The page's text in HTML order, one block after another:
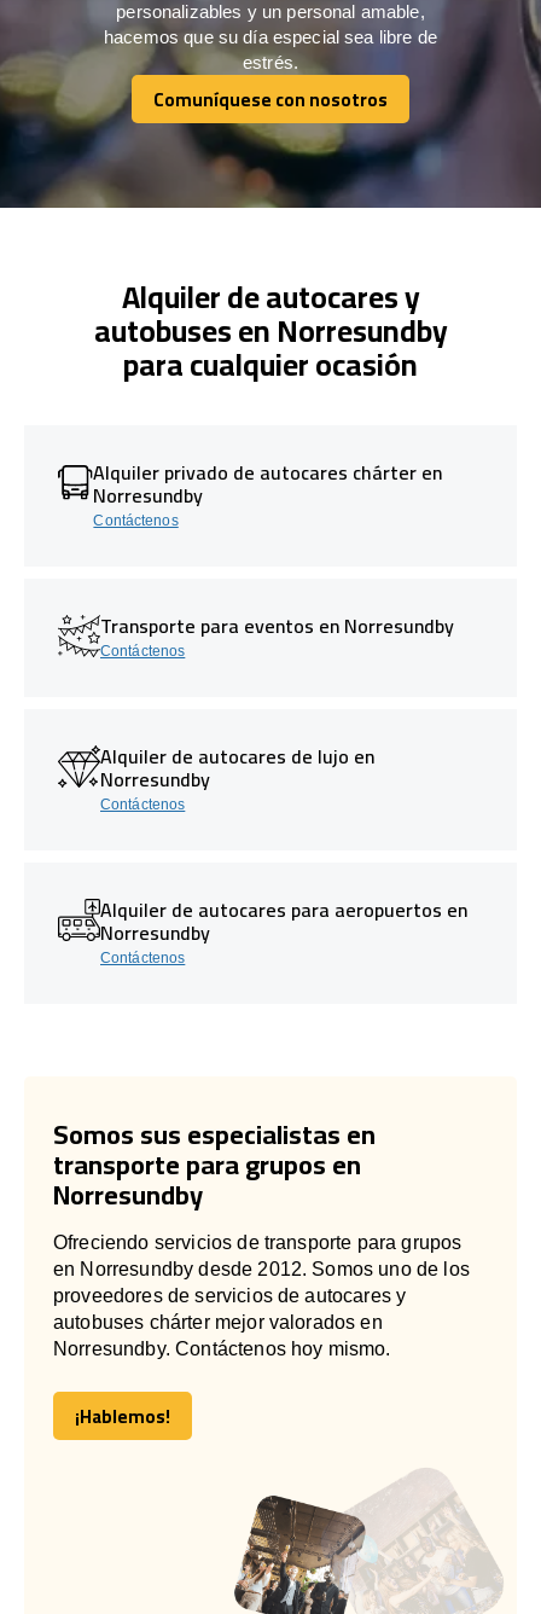
personalizables y un personal amable,
hacemos que su día especial sea libre de
estrés.
Comuníquese con nosotros
Comuníquese con nosotros
Alquiler de autocares y
autobuses en Norresundby
para cualquier ocasión
Alquiler privado de autocares chárter en
Norresundby
Contáctenos
Transporte para eventos en Norresundby
Contáctenos
Alquiler de autocares de lujo en
Norresundby
Contáctenos
Alquiler de autocares para aeropuertos en
Norresundby
Contáctenos
Somos sus especialistas en
transporte para grupos en
Norresundby
Ofreciendo servicios de transporte para grupos
en Norresundby desde 2012. Somos uno de los
proveedores de servicios de autocares y
autobuses chárter mejor valorados en
Norresundby. Contáctenos hoy mismo.
¡Hablemos!
¡Hablemos!